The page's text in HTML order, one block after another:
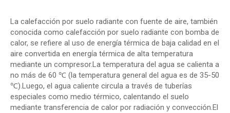
La calefacción por suelo radiante con fuente de aire, también
conocida como calefacción por suelo radiante con bomba de
calor, se refiere al uso de energía térmica de baja calidad en el
aire convertida en energía térmica de alta temperatura
mediante un compresor.La temperatura del agua se calienta a
no más de 60 ℃ (la temperatura general del agua es de 35-50
℃).Luego, el agua caliente circula a través de tuberías
especiales como medio térmico, calentando el suelo
mediante transferencia de calor por radiación y convección.El